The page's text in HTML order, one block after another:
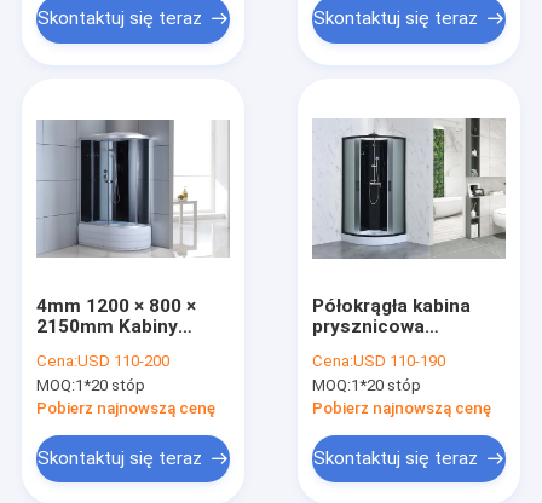
Skontaktuj się teraz Skontaktuj się teraz
4mm 1200 × 800 ×
2150mm Kabiny
Szara aluminiowa
rama
Cena:USD 110-200
MOQ:1*20 stóp
Pobierz najnowszą cenę
Skontaktuj się teraz
Półokrągła kabina
prysznicowa
czarna 5mm
Cena:USD 110-190
MOQ:1*20 stóp
Pobierz najnowszą cenę
Skontaktuj się teraz